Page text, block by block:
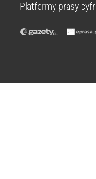
Platformy prasy